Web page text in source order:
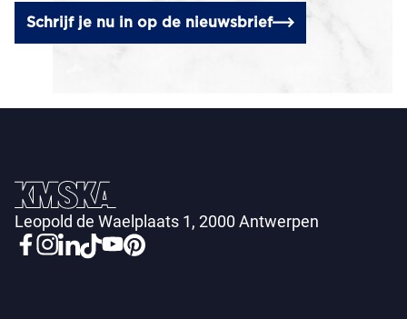
Schrijf je nu in op de nieuwsbrief
Leopold de Waelplaats 1, 2000 Antwerpen